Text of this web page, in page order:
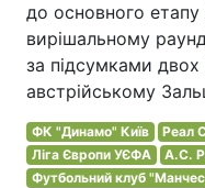
до основного етапу
вирішальному
за підсумками двох
австрійському
ФК "Динамо" Київ Реал
Ліга Європи УЄФА
А.С.
Футбольний клуб